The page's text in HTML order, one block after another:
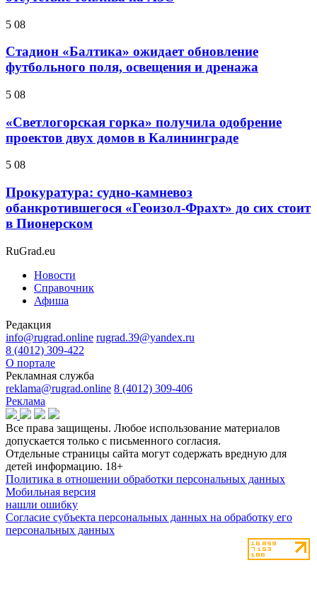
5 08
Стадион «Балтика» ожидает обновление
футбольного поля, освещения и дренажа
5 08
«Светлогорская горка» получила одобрение
проектов двух домов в Калининграде
5 08
Прокуратура: судно-камневоз
обанкротившегося «Геоизол-Фрахт» до сих стоит
в Пионерском
RuGrad.eu
Новости
Справочник
Афиша
Редакция
info@rugrad.online rugrad.39@yandex.ru
8 (4012) 309-422
О портале
Рекламная служба
reklama@rugrad.online 8 (4012) 309-406
Реклама
Все права защищены. Любое использование материалов
допускается только с письменного согласия.
Отдельные страницы сайта могут содержать вредную для
детей информацию. 18+
Политика в отношении обработки персональных данных
Мобильная версия
нашли ошибку
Согласие субъекта персональных данных на обработку его
персональных данных